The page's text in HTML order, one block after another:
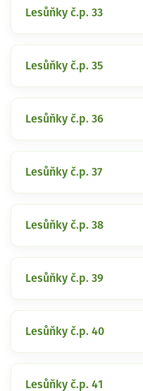
Lesůňky č.p. 33
Lesůňky č.p. 35
Lesůňky č.p. 36
Lesůňky č.p. 37
Lesůňky č.p. 38
Lesůňky č.p. 39
Lesůňky č.p. 40
Lesůňky č.p. 41